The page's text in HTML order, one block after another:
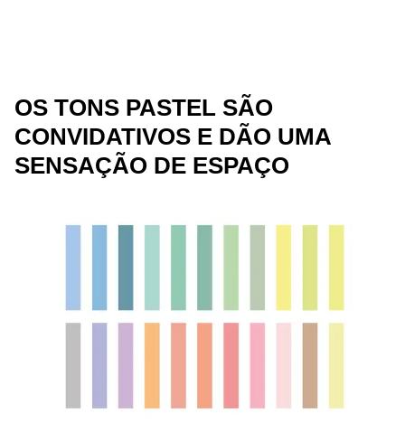
OS TONS PASTEL SÃO
CONVIDATIVOS E DÃO UMA
SENSAÇÃO DE ESPAÇO